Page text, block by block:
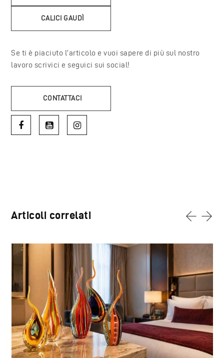
CALICI GAUDÌ
Se ti è piaciuto l’articolo e vuoi sapere di più sul nostro
lavoro scrivici e seguici sui social!
CONTATTACI
Articoli correlati